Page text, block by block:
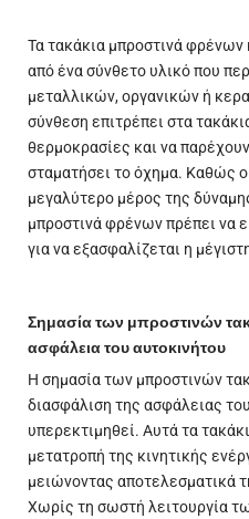
Τα τακάκια μπροστινά
από ένα σύνθετο υλικό που
μεταλλικών, οργανικών ή
σύνθεση επιτρέπει στα
θερμοκρασίες και να
σταματήσει το όχημα. Καθώς
μεγαλύτερο μέρος της
μπροστινά φρένων πρέπει να
για να εξασφαλίζεται η
Σημασία των μπροστινών
ασφάλεια του αυτοκινήτου
Η σημασία των μπροστινών
διασφάλιση της ασφάλειας του
υπερεκτιμηθεί. Αυτά τα
μετατροπή της κινητικής
μειώνοντας αποτελεσματικά
Χωρίς τη σωστή λειτουργία